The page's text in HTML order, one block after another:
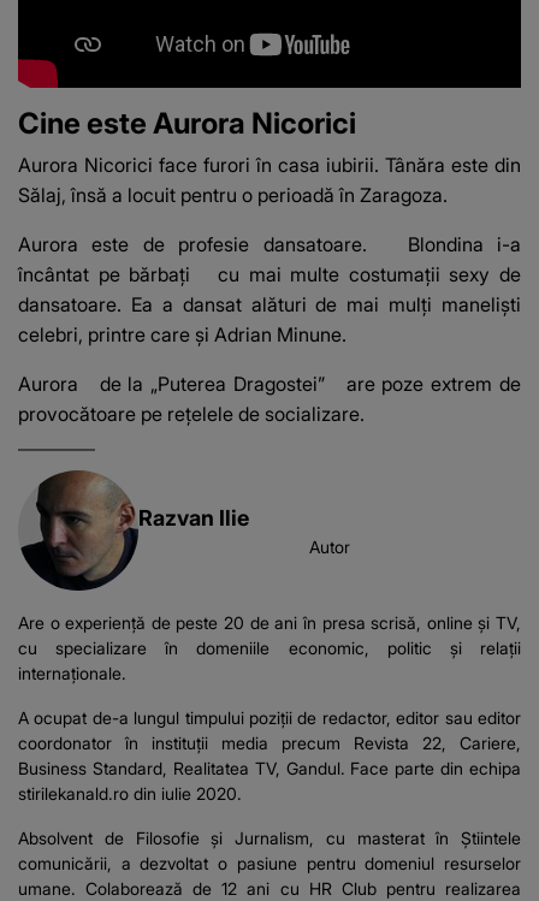
Cine este Aurora Nicorici
Aurora Nicorici face furori în casa iubirii. Tânăra este din
Sălaj, însă a locuit pentru o perioadă în Zaragoza.
Aurora este de profesie dansatoare. Blondina i-a
încântat pe bărbați cu mai multe costumații sexy de
dansatoare. Ea a dansat alături de mai mulți maneliști
celebri, printre care și Adrian Minune.
Aurora de la „Puterea Dragostei” are poze extrem de
provocătoare pe rețelele de socializare.
Razvan Ilie
Autor
Are o experiență de peste 20 de ani în presa scrisă, online și TV,
cu specializare în domeniile economic, politic și relații
internaționale.
A ocupat de-a lungul timpului poziții de redactor, editor sau editor
coordonator în instituții media precum Revista 22, Cariere,
Business Standard, Realitatea TV, Gandul. Face parte din echipa
stirilekanald.ro din iulie 2020.
Absolvent de Filosofie și Jurnalism, cu masterat în Știintele
comunicării, a dezvoltat o pasiune pentru domeniul resurselor
umane. Colaborează de 12 ani cu HR Club pentru realizarea